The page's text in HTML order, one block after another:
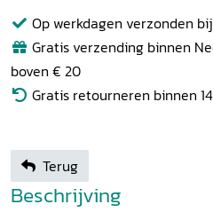
Op werkdagen verzonden
Gratis verzending binnen
boven € 20
Gratis retourneren binnen
Terug
Beschrijving